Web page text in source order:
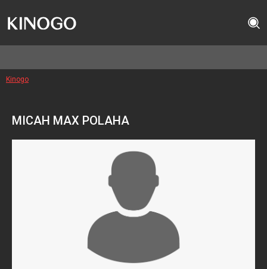
Kinogo
MICAH MAX POLAHA